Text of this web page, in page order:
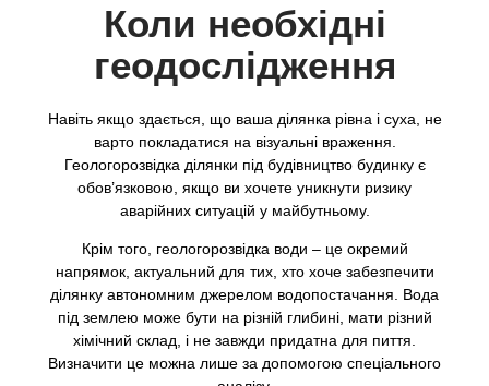
Коли необхідні
геодослідження
Навіть якщо здається, що ваша ділянка рівна і суха, не
варто покладатися на візуальні враження.
Геологорозвідка ділянки під будівництво будинку є
обов’язковою, якщо ви хочете уникнути ризику
аварійних ситуацій у майбутньому.
Крім того, геологорозвідка води – це окремий
напрямок, актуальний для тих, хто хоче забезпечити
ділянку автономним джерелом водопостачання. Вода
під землею може бути на різній глибині, мати різний
хімічний склад, і не завжди придатна для пиття.
Визначити це можна лише за допомогою спеціального